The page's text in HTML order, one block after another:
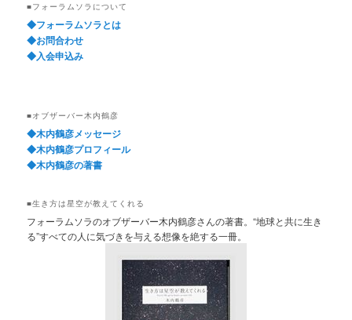
■フォーラムソラについて
◆フォーラムソラとは
◆お問合わせ
◆入会申込み
■オブザーバー木内鶴彦
◆木内鶴彦メッセージ
◆木内鶴彦プロフィール
◆木内鶴彦の著書
■生き方は星空が教えてくれる
フォーラムソラのオブザーバー木内鶴彦さんの著書。“地球と共に生き
る”すべての人に気づきを与える想像を絶する一冊。